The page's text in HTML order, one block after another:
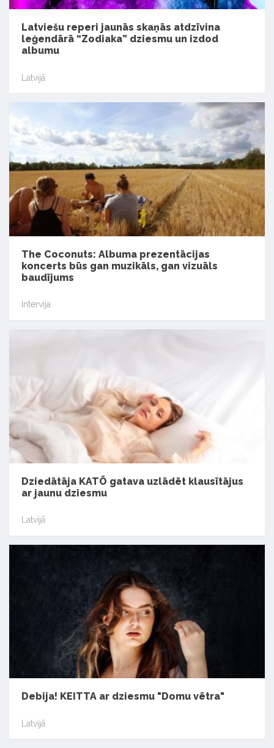
Latviešu reperi jaunās skaņās atdzīvina
leģendārā “Zodiaka” dziesmu un izdod
albumu
Latvijā
The Coconuts: Albuma prezentācijas
koncerts būs gan muzikāls, gan vizuāls
baudījums
Intervija
Dziedātāja KATŌ gatava uzlādēt klausītājus
ar jaunu dziesmu
Latvijā
Debija! KEITTA ar dziesmu "Domu vētra"
Latvijā